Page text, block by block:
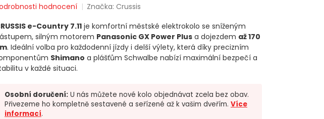
hodnocení Značka:Crussis
e-Country 7.11je komfortní městské elektrokolo se sníženým
silným motorem Panasonic GX Power Plus a dojezdem až 170
. Ideální volba pro každodenní jízdy i delší výlety, která díky precizním
Shimano a plášťům Schwalbe nabízí maximální bezpečí a
v každé situaci.
Osobní doručení: U nás můžete nové kolo objednávat zcela bez obav.
Přivezeme ho kompletně sestavené a seřízené až k vašim dveřím. Více
informací.